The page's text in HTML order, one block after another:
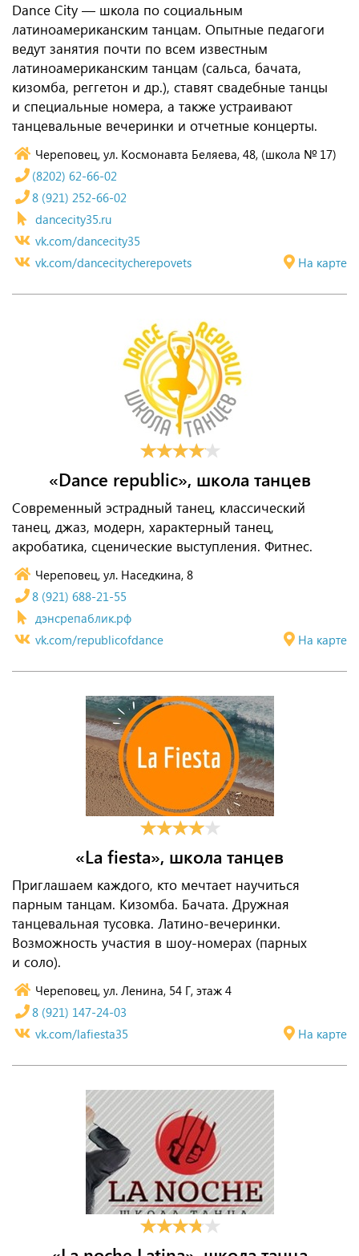
Dance City — школа по социальным
латиноамериканским танцам. Опытные педагоги
ведут занятия почти по всем известным
латиноамериканским танцам (сальса, бачата,
кизомба, реггетон и др.), ставят свадебные танцы
и специальные номера, а также устраивают
танцевальные вечеринки и отчетные концерты.
Череповец, ул. Космонавта Беляева, 48, (школа № 17)
На карте
(8202) 62-66-02
8 (921) 252-66-02
dancecity35.ru
vk.com/dancecity35
vk.com/dancecitycherepovets
«Dance republic», школа танцев
Современный эстрадный танец, классический
танец, джаз, модерн, характерный танец,
акробатика, сценические выступления. Фитнес.
Череповец, ул. Наседкина, 8
На карте
8 (921) 688-21-55
дэнсрепаблик.рф
vk.com/republicofdance
«La fiesta», школа танцев
Приглашаем каждого, кто мечтает научиться
парным танцам. Кизомба. Бачата. Дружная
танцевальная тусовка. Латино-вечеринки.
Возможность участия в шоу-номерах (парных
и соло).
Череповец, ул. Ленина, 54 Г, этаж 4
На карте
8 (921) 147-24-03
vk.com/lafiesta35